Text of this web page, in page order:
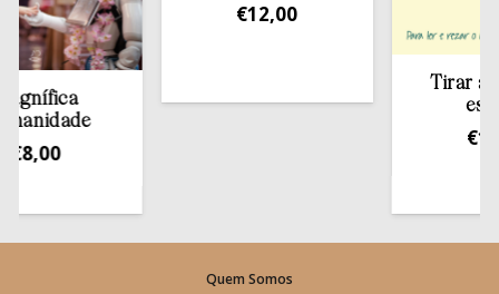
12,00
Tirar a
estante
13,50
Quem Somos